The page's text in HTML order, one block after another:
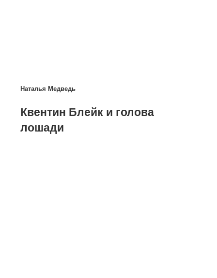
Наталья Медведь
Квентин Блейк и голова
лошади